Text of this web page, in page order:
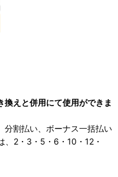
えと併用にて使用ができま
割払い、ボーナス一括払い
、2・3・5・6・10・12・